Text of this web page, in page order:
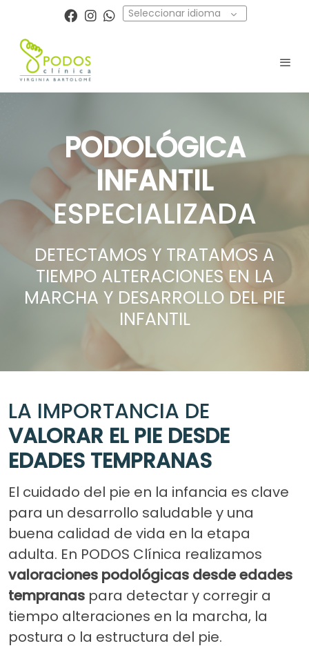
Seleccionar idioma
PODOLÓGICA
INFANTIL
ESPECIALIZADA
DETECTAMOS Y TRATAMOS A
TIEMPO ALTERACIONES EN LA
MARCHA Y DESARROLLO DEL PIE
INFANTIL
LA IMPORTANCIA DE
VALORAR EL PIE DESDE
EDADES TEMPRANAS
El cuidado del pie en la infancia es clave
para un desarrollo saludable y una
buena calidad de vida en la etapa
adulta. En PODOS Clínica realizamos
valoraciones podológicas desde edades
tempranas para detectar y corregir a
tiempo alteraciones en la marcha, la
postura o la estructura del pie.